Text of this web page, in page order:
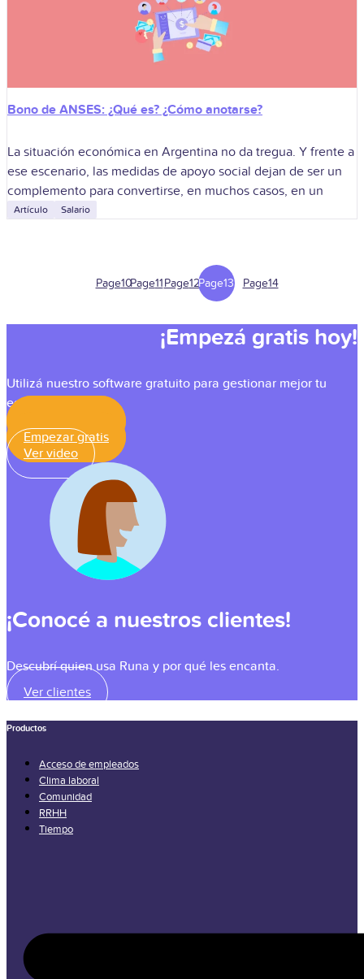
Bono de ANSES: ¿Qué es? ¿Cómo anotarse?
La situación económica en Argentina no da tregua. Y frente a
ese escenario, las medidas de apoyo social dejan de ser un
complemento para convertirse, en muchos casos, en un
Artículo Salario
Page10Page11Page12Page13 Page14
¡Empezá gratis hoy!
Utilizá nuestro software gratuito para gestionar mejor tu
equipo.
Empezar gratis
Ver video
¡Conocé a nuestros clientes!
Descubrí quien usa Runa y por qué les encanta.
Ver clientes
Productos
Acceso de empleados
Clima laboral
Comunidad
RRHH
Tiempo